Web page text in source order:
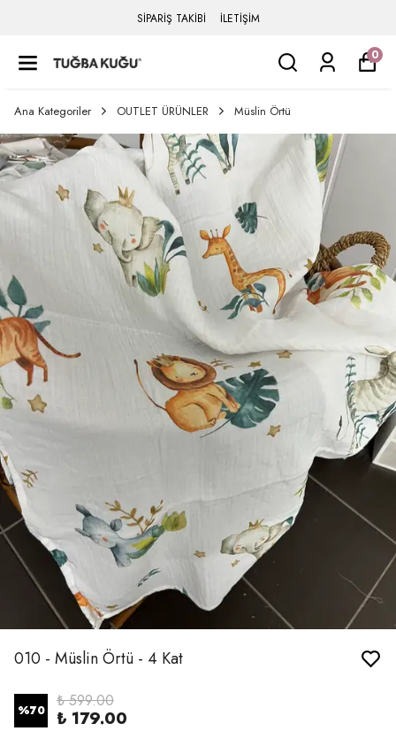
SİPARİŞ TAKİBİ İLETİŞİM
0
Ana Kategoriler OUTLET ÜRÜNLER Müslin Örtü
010 - Müslin Örtü - 4 Kat
%70 ₺ 599.00
₺ 179.00